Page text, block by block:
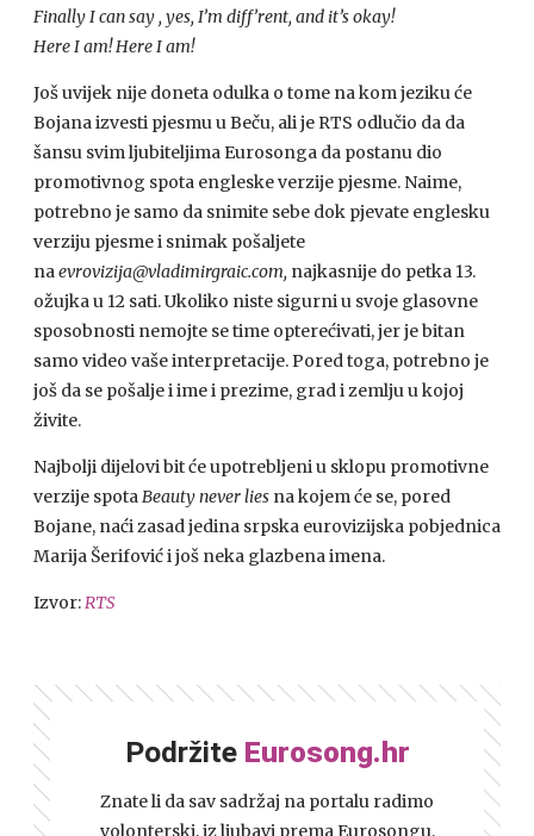
Finally I can say , yes, I’m diff’rent, and it’s okay!
Here I am! Here I am!
Još uvijek nije doneta odulka o tome na kom jeziku će
Bojana izvesti pjesmu u Beču, ali je RTS odlučio da da
šansu svim ljubiteljima Eurosonga da postanu dio
promotivnog spota engleske verzije pjesme. Naime,
potrebno je samo da snimite sebe dok pjevate englesku
verziju pjesme i snimak pošaljete
na evrovizija@vladimirgraic.com, najkasnije do petka 13.
ožujka u 12 sati. Ukoliko niste sigurni u svoje glasovne
sposobnosti nemojte se time opterećivati, jer je bitan
samo video vaše interpretacije. Pored toga, potrebno je
još da se pošalje i ime i prezime, grad i zemlju u kojoj
živite.
Najbolji dijelovi bit će upotrebljeni u sklopu promotivne
verzije spota Beauty never lies na kojem će se, pored
Bojane, naći zasad jedina srpska eurovizijska pobjednica
Marija Šerifović i još neka glazbena imena.
Izvor: RTS
Podržite Eurosong.hr
Znate li da sav sadržaj na portalu radimo
volonterski, iz ljubavi prema Eurosongu,